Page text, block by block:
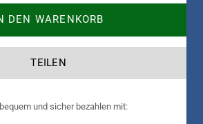
zudem ein leichtes Auftragen auf
Verordnung hergestellt
eingesetzt werden können.
DEN WARENKORB
TEILEN
und sicher bezahlen mit: